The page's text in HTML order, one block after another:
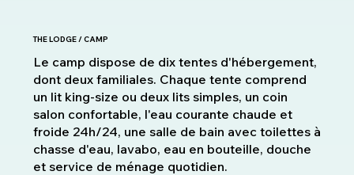
THE LODGE / CAMP
Le camp dispose de dix tentes d'hébergement,
dont deux familiales. Chaque tente comprend
un lit king-size ou deux lits simples, un coin
salon confortable, l'eau courante chaude et
froide 24h/24, une salle de bain avec toilettes à
chasse d'eau, lavabo, eau en bouteille, douche
et service de ménage quotidien.